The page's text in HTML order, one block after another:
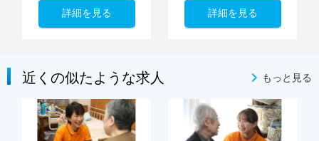
詳細を見る 詳細を見る
近くの似たような求人 もっと見る